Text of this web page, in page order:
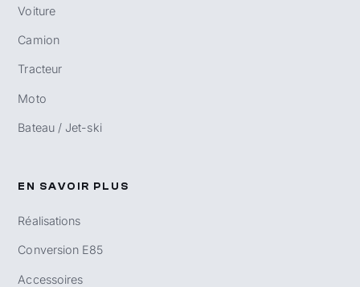
Voiture
Camion
Tracteur
Moto
Bateau / Jet-ski
EN SAVOIR PLUS
Réalisations
Conversion E85
Accessoires